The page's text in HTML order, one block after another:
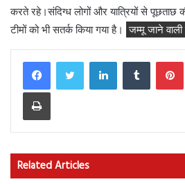
करते रहे।संदिग्ध लोगों और यात्रियों से पूछताछ
टीमों को भी सतर्क किया गया है। जम्मू जाने
LinkedInTumblr
Print
Related Articles